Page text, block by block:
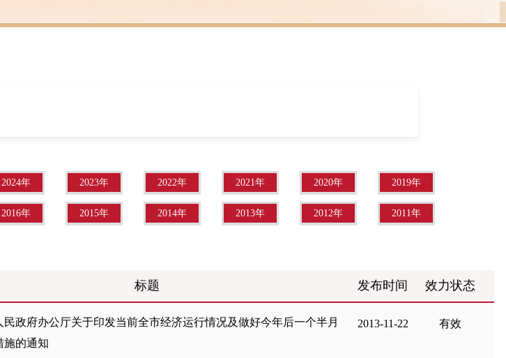
2024年 2023年 2022年 2021年 2020年 2019年
2016年 2015年 2014年 2013年 2012年 2011年
标题 发布时间 效力状态
民政府办公厅关于印发当前全市经济运行情况及做好今年后一个半月
施的通知
2013-11-22 有效